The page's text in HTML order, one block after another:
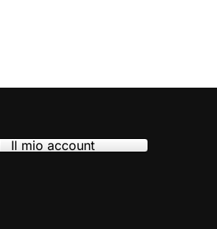
Il mio account